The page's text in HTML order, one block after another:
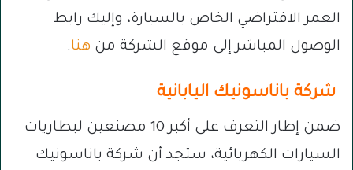
العمر الافتراضي الخاص بالسيارة، وإليك رابط
الوصول المباشر إلى موقع الشركة من هنا.
شركة باناسونيك اليابانية
ضمن إطار التعرف على أكبر 10 مصنعين لبطاريات
السيارات الكهربائية، ستجد أن شركة باناسونيك